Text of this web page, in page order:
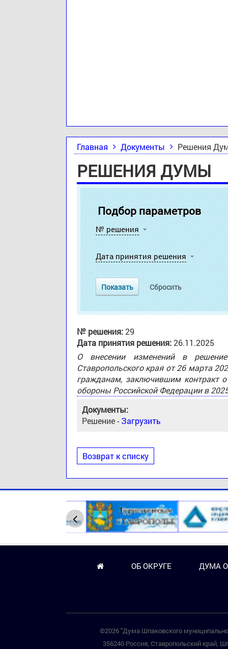
Главная Документы Решения
РЕШЕНИЯ ДУМЫ
Подбор параметров
№ решения
Дата принятия решения
№ решения:29
Дата принятия решения:26.11.2025
О внесении изменений в
Ставропольского края от 26 марта
гражданам, заключившим контракт
обороны Российской Федерации в
Документы:
Решение - Загрузить
Возврат к списку
ОБ ОКРУГЕ ДУМА
©2026 "Дума Шпаковского
356240 Россия, Ставропольский край,